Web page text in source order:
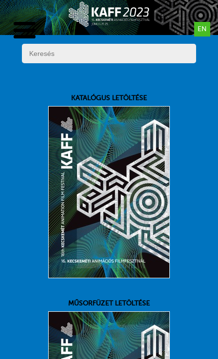
EN
KATALÓGUS LETÖLTÉSE
MŰSORFÜZET LETÖLTÉSE